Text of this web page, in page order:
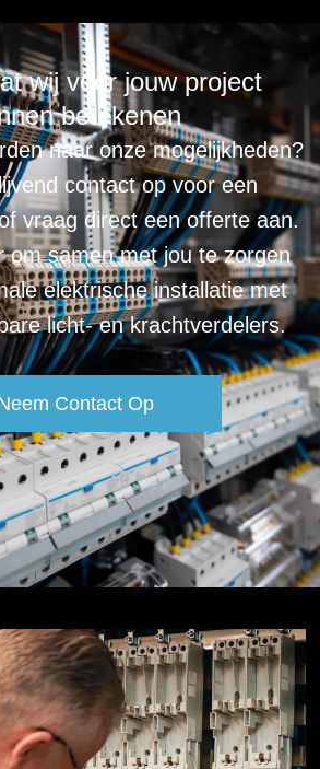
wij voor jouw project
betekenen
naar onze mogelijkheden?
contact op voor een
vraag direct een offerte aan.
om samen met jou te zorgen
elektrische installatie met
licht- en krachtverdelers.
Contact Op